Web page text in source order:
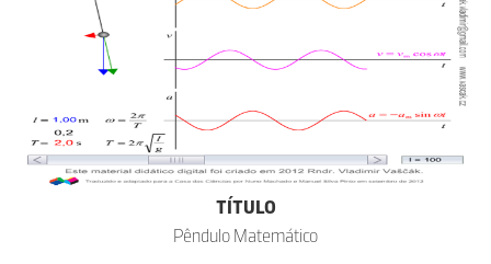
TÍTULO
Pêndulo Matemático